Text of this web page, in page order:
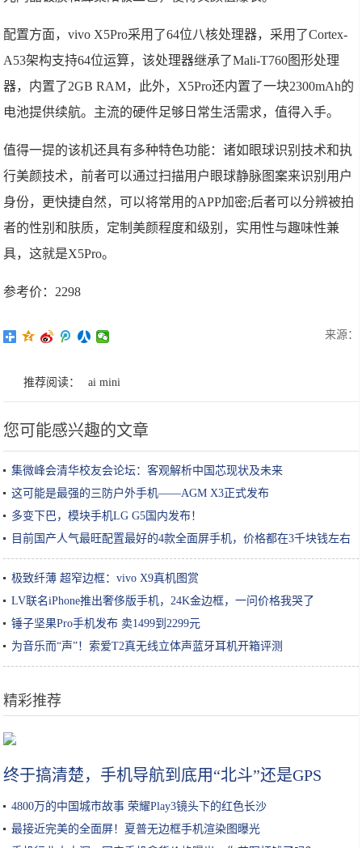
配置方面，vivo X5Pro采用了64位八核处理器，采用了Cortex-
A53架构支持64位运算，该处理器继承了Mali-T760图形处理
器，内置了2GB RAM，此外，X5Pro还内置了一块2300mAh的
电池提供续航。主流的硬件足够日常生活需求，值得入手。
值得一提的该机还具有多种特色功能：诸如眼球识别技术和执
行美颜技术，前者可以通过扫描用户眼球静脉图案来识别用户
身份，更快捷自然，可以将常用的APP加密;后者可以分辨被拍
者的性别和肤质，定制美颜程度和级别，实用性与趣味性兼
具，这就是X5Pro。
参考价：2298
来源：
推荐阅读： ai mini
您可能感兴趣的文章
集微峰会清华校友会论坛：客观解析中国芯现状及未来
这可能是最强的三防户外手机——AGM X3正式发布
多变下巴，模块手机LG G5国内发布！
目前国产人气最旺配置最好的4款全面屏手机，价格都在3千块钱左右
极致纤薄 超窄边框：vivo X9真机图赏
LV联名iPhone推出奢侈版手机，24K金边框，一问价格我哭了
锤子坚果Pro手机发布 卖1499到2299元
为音乐而“声”！索爱T2真无线立体声蓝牙耳机开箱评测
精彩推荐
女性护肤的常识干货，你做正确了几条呢？收藏丨教你做个精致女孩
终于搞清楚，手机导航到底用“北斗”还是GPS
4800万的中国城市故事 荣耀Play3镜头下的红色长沙
最接近完美的全面屏！夏普无边框手机渲染图曝光